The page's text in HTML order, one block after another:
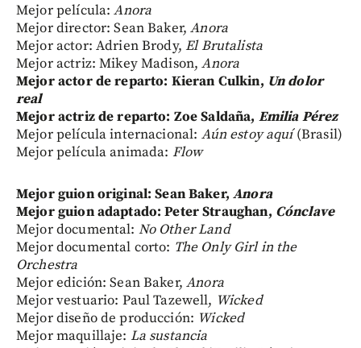
Mejor película:Anora
Mejor director: Sean Baker,Anora
Mejor actor: Adrien Brody,El Brutalista
Mejor actriz: Mikey Madison,Anora
Mejor actor de reparto: Kieran Culkin, Un dolor
real
Mejor actriz de reparto: Zoe Saldaña, Emilia Pérez
Mejor película internacional: Aún estoy aquí(Brasil)
Mejor película animada: Flow
Mejor guion original: Sean Baker,Anora
Mejor guion adaptado: Peter Straughan, Cónclave
Mejor documental: No Other Land
Mejor documental corto: The Only Girl in the
Orchestra
Mejor edición: Sean Baker,Anora
Mejor vestuario: Paul Tazewell, Wicked
Mejor diseño de producción: Wicked
Mejor maquillaje: La sustancia